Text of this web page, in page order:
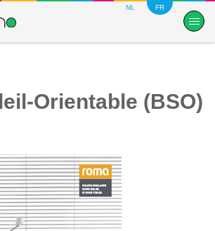
NL FR
Orientable (BSO)